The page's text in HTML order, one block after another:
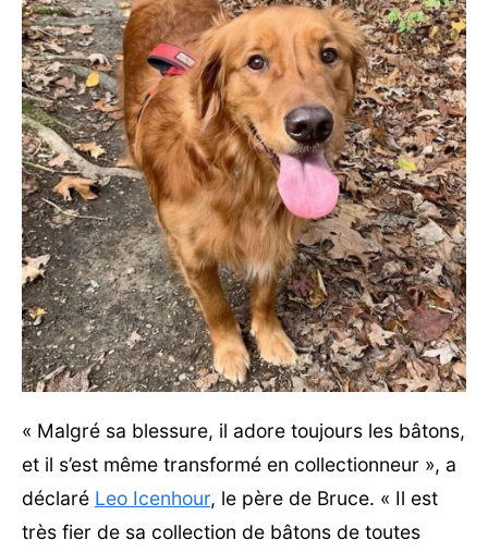
« Malgré sa blessure, il adore toujours les bâtons,
et il s’est même transformé en collectionneur », a
déclaré Leo Icenhour, le père de Bruce. « Il est
très fier de sa collection de bâtons de toutes